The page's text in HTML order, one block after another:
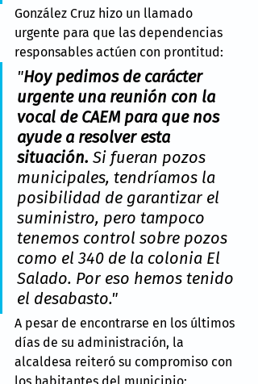
González Cruz hizo un llamado
urgente para que las dependencias
responsables actúen con prontitud:
"Hoy pedimos de carácter
urgente una reunión con la
vocal de CAEM para que nos
ayude a resolver esta
situación. Si fueran pozos
municipales, tendríamos la
posibilidad de garantizar el
suministro, pero tampoco
tenemos control sobre pozos
como el 340 de la colonia El
Salado. Por eso hemos tenido
el desabasto."
A pesar de encontrarse en los últimos
días de su administración, la
alcaldesa reiteró su compromiso con